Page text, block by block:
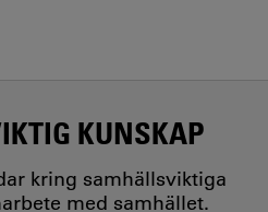
KUNSKAP
kring samhällsviktiga
med samhället.